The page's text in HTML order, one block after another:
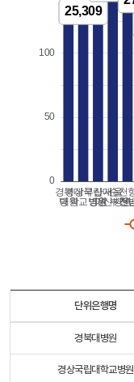
단위은행명
경북대병원
경상국립대학교병원